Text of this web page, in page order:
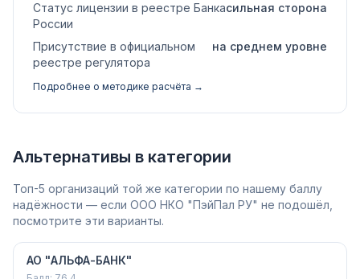
Статус лицензии в реестре Банка
России
сильная сторона
Присутствие в официальном
реестре регулятора
на среднем уровне
Подробнее о методике расчёта →
Альтернативы в категории
Топ-5 организаций той же категории по нашему баллу
надёжности — если ООО НКО "ПэйПал РУ" не подошёл,
посмотрите эти варианты.
АО "АЛЬФА-БАНК"